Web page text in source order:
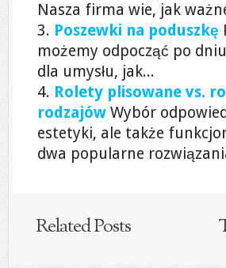
Nasza firma wie, jak
Poszewki na poduszkę
możemy odpocząć po
dla umysłu, jak...
Rolety plisowane vs.
rodzajów Wybór
estetyki, ale także
dwa popularne
Related Posts